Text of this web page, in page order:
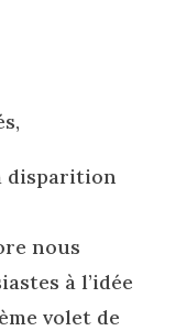
disparition
nous
à l’idée
volet de